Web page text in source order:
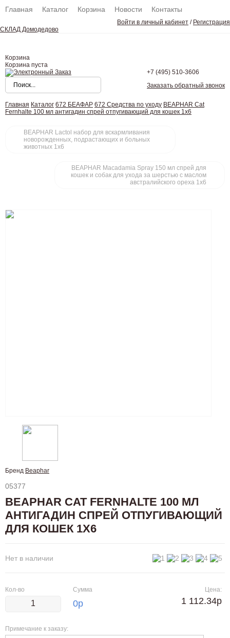
Главная Каталог Корзина Новости Контакты
Войти в личный кабинет / Регистрация
СКЛАД Домодедово
Корзина
Корзина пуста
+7 (495) 510-3606
Заказать обратный звонок
Главная Каталог 672 БЕАФАР 672 Средства по уходу BEAPHAR Cat
Fernhalte 100 мл антигадин спрей отпугивающий для кошек 1х6
BEAPHAR Lactol набор для вскармливания
новорожденных, подрастающих и больных
животных 1х6
BEAPHAR Macadamia Spray 150 мл спрей для
кошек и собак для ухода за шерстью с маслом
австралийского ореха 1х6
Бренд Beaphar
05377
BEAPHAR CAT FERNHALTE 100 МЛ
АНТИГАДИН СПРЕЙ ОТПУГИВАЮЩИЙ
ДЛЯ КОШЕК 1Х6
Нет в наличии
Кол-во Сумма
0р
Примечание к заказу:
Цена:
1 112.34р